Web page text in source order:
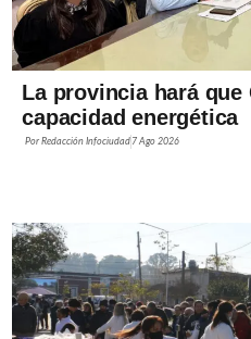
La provincia hará
capacidad energética
PorRedacción Infociudad 7 Ago 2026